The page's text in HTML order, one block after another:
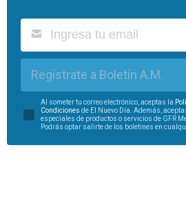
Regístrate a Boletín A.M.
Al someter tu correo electrónico, aceptas la
Condiciones de El Nuevo Día. Además,
especiales de productos o servicios de GFR
Podrás optar salirte de los boletines en